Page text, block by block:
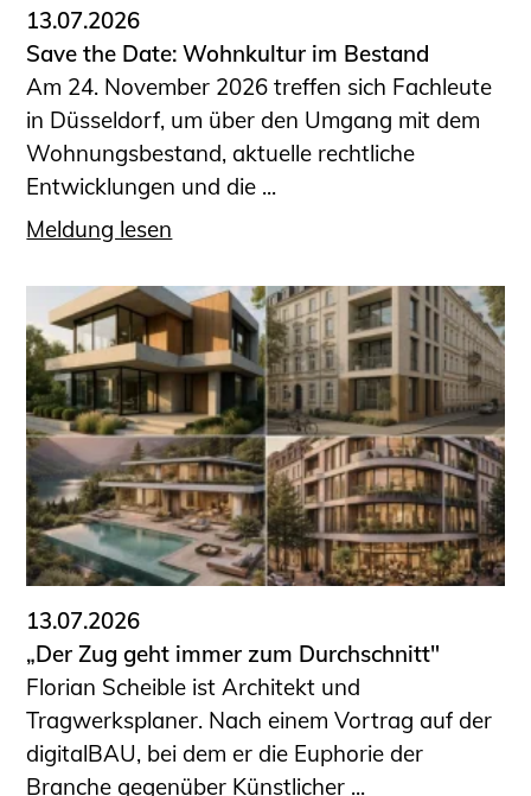
13.07.2026
Save the Date: Wohnkultur im Bestand
Am 24. November 2026 treffen sich Fachleute
in Düsseldorf, um über den Umgang mit dem
Wohnungsbestand, aktuelle rechtliche
Entwicklungen und die ...
Meldung lesen
13.07.2026
„Der Zug geht immer zum Durchschnitt"
Florian Scheible ist Architekt und
Tragwerksplaner. Nach einem Vortrag auf der
digitalBAU, bei dem er die Euphorie der
Branche gegenüber Künstlicher ...